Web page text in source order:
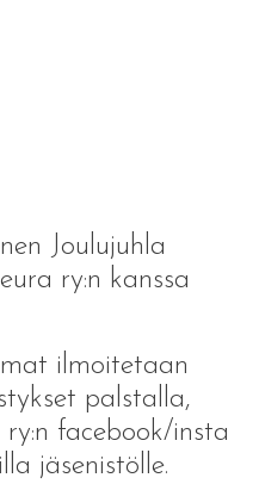
Joulujuhla
ry:n kanssa
ilmoitetaan
palstalla,
facebook/insta
jäsenistölle.